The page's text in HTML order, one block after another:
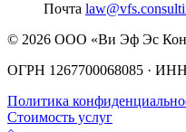
Почта
© 2026 ООО «Ви Эф Эс
ОГРН 1267700068085 ·
Политика
Стоимость услуг